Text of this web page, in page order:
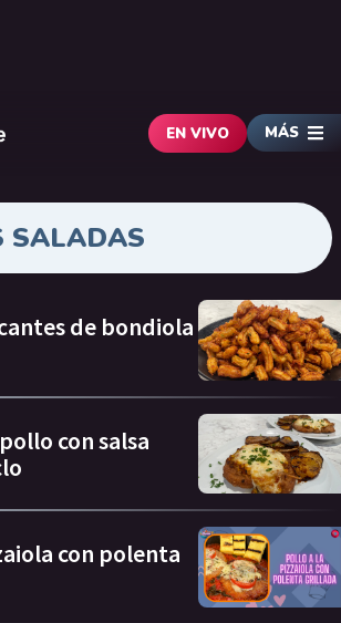
EN VIVO MÁS
SALADAS
de bondiola
con salsa
con polenta